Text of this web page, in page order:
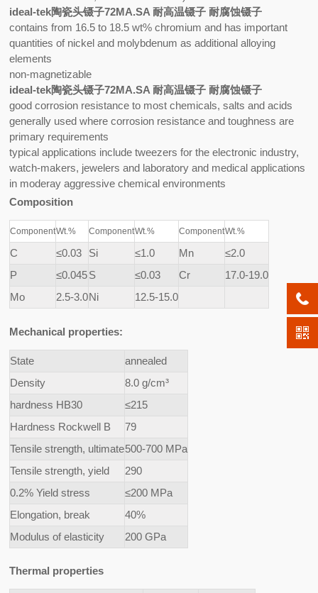
ideal-tek陶瓷头镊子72MA.SA 耐高温镊子 耐腐蚀镊子
contains from 16.5 to 18.5 wt% chromium and has important
quantities of nickel and molybdenum as additional alloying
elements
non-magnetizable
ideal-tek陶瓷头镊子72MA.SA 耐高温镊子 耐腐蚀镊子
good corrosion resistance to most chemicals, salts and acids
generally used where corrosion resistance and toughness are
primary requirements
typical applications include tweezers for the electronic industry,
watch-makers, jewelers and laboratory and medical applications
in moderay aggressive chemical environments
Composition
ComponentWt.% ComponentWt.% ComponentWt.%
C ≤0.03 Si ≤1.0 Mn
≤2.0
P
≤0.045S ≤0.03 Cr
17.0-19.0
Mo
2.5-3.0Ni 12.5-15.0
Mechanical properties:
State
annealed
Density
8.0 g/cm³
hardness HB30
≤215
Hardness Rockwell B
79
Tensile strength, ultimate500-700 MPa
Tensile strength, yield
290
0.2% Yield stress
≤200 MPa
Elongation, break
40%
Modulus of elasticity
200 GPa
Thermal properties